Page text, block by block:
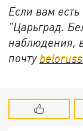
Если вам
"Царьград.
наблюдения,
почту